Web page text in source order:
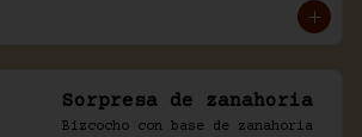
Sorpresa de zanahoria
Bizcocho con base de zanahoria